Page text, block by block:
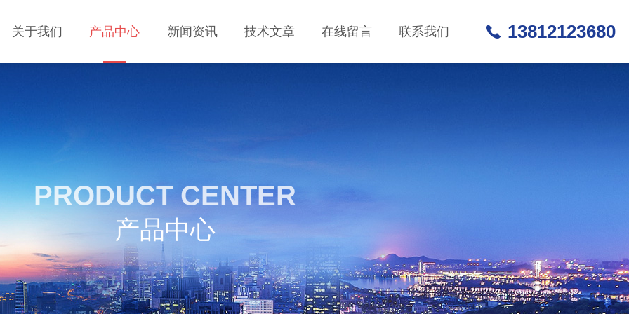
关于我们 产品中心 新闻资讯 技术文章 在线留言 联系我们 13812123680
PRODUCT CENTER
产品中心